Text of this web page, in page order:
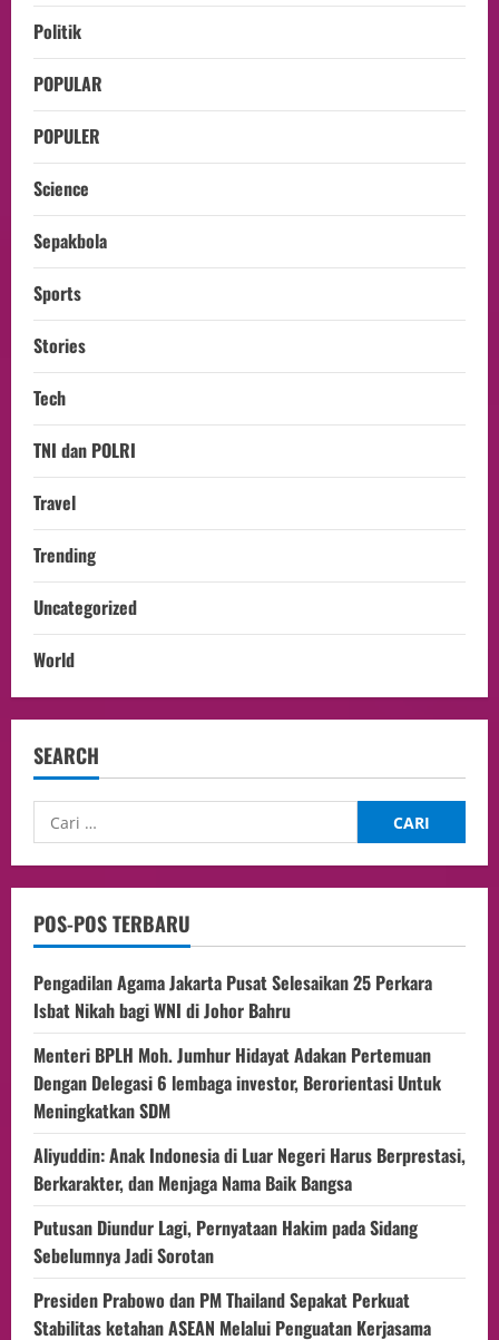
Politik
POPULAR
POPULER
Science
Sepakbola
Sports
Stories
Tech
TNI dan POLRI
Travel
Trending
Uncategorized
World
SEARCH
POS-POS TERBARU
Pengadilan Agama Jakarta Pusat Selesaikan 25 Perkara
Isbat Nikah bagi WNI di Johor Bahru
Menteri BPLH Moh. Jumhur Hidayat Adakan Pertemuan
Dengan Delegasi 6 lembaga investor, Berorientasi Untuk
Meningkatkan SDM
Aliyuddin: Anak Indonesia di Luar Negeri Harus Berprestasi,
Berkarakter, dan Menjaga Nama Baik Bangsa
Putusan Diundur Lagi, Pernyataan Hakim pada Sidang
Sebelumnya Jadi Sorotan
Presiden Prabowo dan PM Thailand Sepakat Perkuat
Stabilitas ketahan ASEAN Melalui Penguatan Kerjasama